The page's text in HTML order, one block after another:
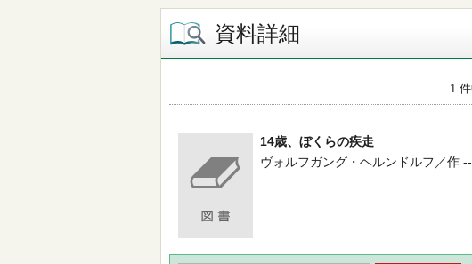
資料詳細
1
14歳、ぼくらの疾走
ヴォルフガング・ヘルンドルフ／作